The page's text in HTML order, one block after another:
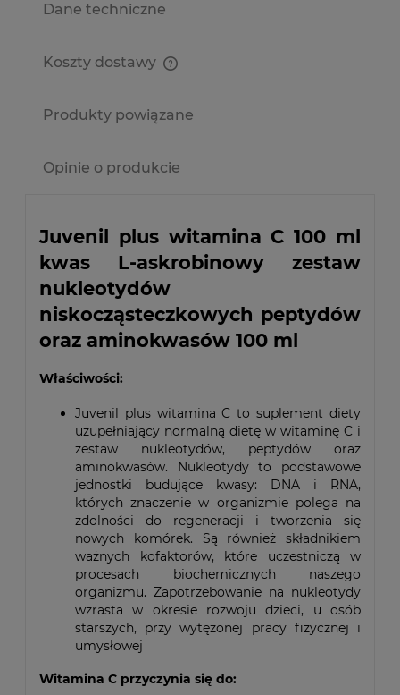
Dane techniczne
Koszty dostawy
Produkty powiązane
Opinie o produkcie
Juvenil plus witamina C 100 ml
kwas L-askrobinowy zestaw
nukleotydów
niskocząsteczkowych peptydów
oraz aminokwasów 100 ml
Właściwości:
Juvenil plus witamina C to suplement diety
uzupełniający normalną dietę w witaminę C i
zestaw nukleotydów, peptydów oraz
aminokwasów. Nukleotydy to podstawowe
jednostki budujące kwasy: DNA i RNA,
których znaczenie w organizmie polega na
zdolności do regeneracji i tworzenia się
nowych komórek. Są również składnikiem
ważnych kofaktorów, które uczestniczą w
procesach biochemicznych naszego
organizmu. Zapotrzebowanie na nukleotydy
wzrasta w okresie rozwoju dzieci, u osób
starszych, przy wytężonej pracy fizycznej i
umysłowej
Witamina C przyczynia się do: